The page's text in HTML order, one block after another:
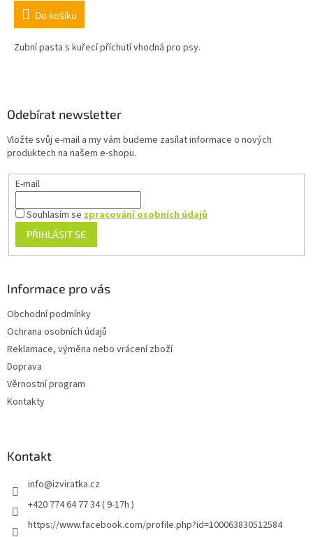
Do košíku
Zubní pasta s kuřecí příchutí vhodná pro psy.
Odebírat newsletter
Vložte svůj e-mail a my vám budeme zasílat informace o nových
produktech na našem e-shopu.
E-mail
Souhlasím sezpracování osobních údajů
PŘIHLÁSIT SE
Informace pro vás
Obchodní podmínky
Ochrana osobních údajů
Reklamace, výměna nebo vrácení zboží
Doprava
Věrnostní program
Kontakty
Kontakt
info@izviratka.cz
+420 774 64 77 34 ( 9-17h )
https://www.facebook.com/profile.php?id=100063830512584